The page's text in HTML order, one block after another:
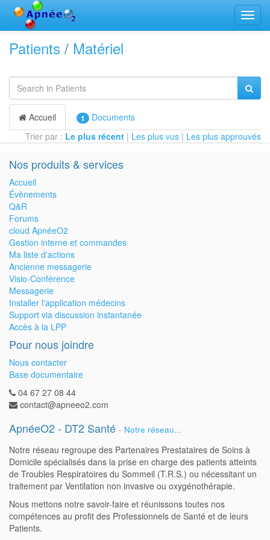
la
Patients / Matériel
Accueil 1
Documents
Trier par : Le plus récent | Les plus vus | Les plus approuvés
Nos produits & services
Accueil
Évènements
Q&R
Forums
cloud ApnéeO2
Gestion interne et commandes
Ma liste d'actions
Ancienne messagerie
Visio-Conférence
Messagerie
Installer l'application médecins
Support via discussion instantanée
Accès à la LPP
Pour nous joindre
Nous contacter
Base documentaire
04 67 27 08 44
contact@apneeo2.com
ApnéeO2 - DT2 Santé - Notre réseau...
Notre réseau regroupe des Partenaires Prestataires de Soins à
Domicile spécialisés dans la prise en charge des patients atteints
de Troubles Respiratoires du Sommeil (T.R.S.) ou nécessitant un
traitement par Ventilation non invasive ou oxygénothérapie.
Nous mettons notre savoir-faire et réunissons toutes nos
compétences au profit des Professionnels de Santé et de leurs
Patients.